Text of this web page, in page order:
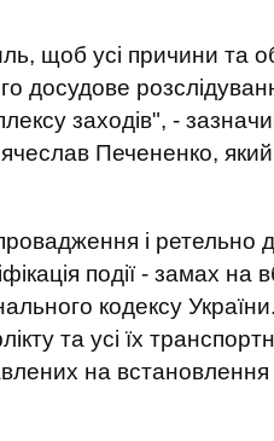
щоб усі причини та
досудове
заходів", -
Печененко,
і ретельно
події - замах на
кодексу
та усі їх
на